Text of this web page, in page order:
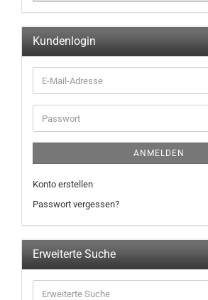
Kundenlogin
ANMELDEN
Konto erstellen
Passwort vergessen?
Erweiterte Suche